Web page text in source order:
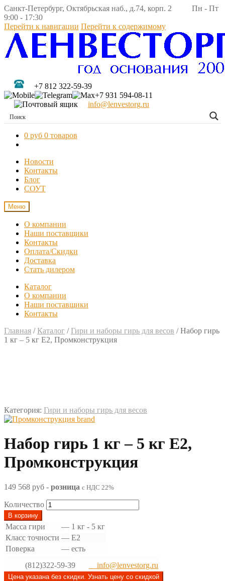
Санкт-Петербург, Октябрьская наб., д.74, корп. 2 Пн - Пт
9:00 - 17:30
Перейти к навигации Перейти к содержимому
+7 812 322-59-39
+7 931 594-08-11
info@lenvestorg.ru
0 руб 0 товаров
Новости
Контакты
Блог
СОУТ
Меню
О компании
Наши поставщики
Контакты
Оплата/Скидки
Доставка
Стать дилером
Каталог
О компании
Наши поставщики
Контакты
Главная / Каталог / Гири и наборы гирь для весов /Набор гирь
1 кг – 5 кг Е2, Промконструкция
Категория: Гири и наборы гирь для весов
Набор гирь 1 кг – 5 кг Е2,
Промконструкция
149 568 руб - розница с НДС 22%
Количество
В корзину
Масса гири — 1 кг - 5 кг
Класс точности — Е2
Поверка
— есть
(812)322-59-39
info@lenvestorg.ru
Цена указана без скидки. Узнать цену со скидкой